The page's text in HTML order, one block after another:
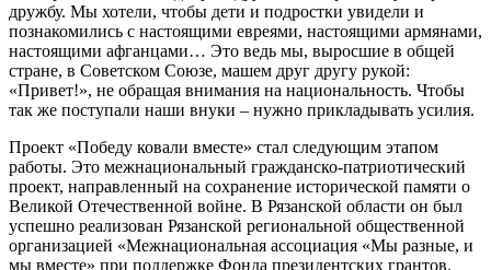
дружбу. Мы хотели, чтобы дети и подростки увидели и
познакомились с настоящими евреями, настоящими армянами,
настоящими афганцами… Это ведь мы, выросшие в общей
стране, в Советском Союзе, машем друг другу рукой:
«Привет!», не обращая внимания на национальность. Чтобы
так же поступали наши внуки – нужно прикладывать усилия.
Проект «Победу ковали вместе» стал следующим этапом
работы. Это межнациональный гражданско-патриотический
проект, направленный на сохранение исторической памяти о
Великой Отечественной войне. В Рязанской области он был
успешно реализован Рязанской региональной общественной
организацией «Межнациональная ассоциация «Мы разные, и
мы вместе» при поддержке Фонда президентских грантов.